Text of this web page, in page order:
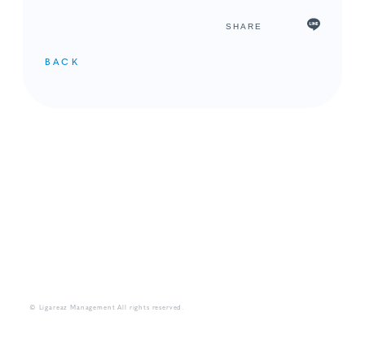
SHARE
BACK
© Ligareaz Management All rights reserved.